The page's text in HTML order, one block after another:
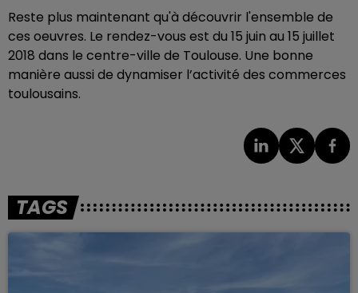
Reste plus maintenant qu'à découvrir l'ensemble de
ces oeuvres. Le rendez-vous est du 15 juin au 15 juillet
2018 dans le centre-ville de Toulouse. Une bonne
manière aussi de dynamiser l’activité des commerces
toulousains.
TAGS